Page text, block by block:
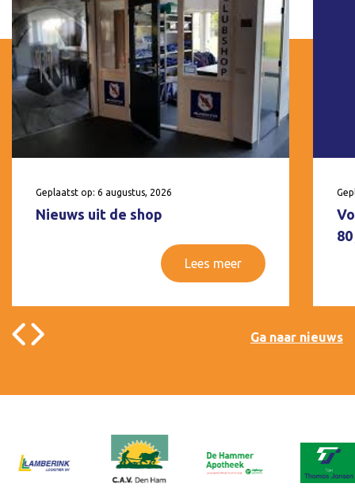
Geplaatst op: 6 augustus, 2026
Nieuws uit de shop
Lees meer
Ga naar nieuws